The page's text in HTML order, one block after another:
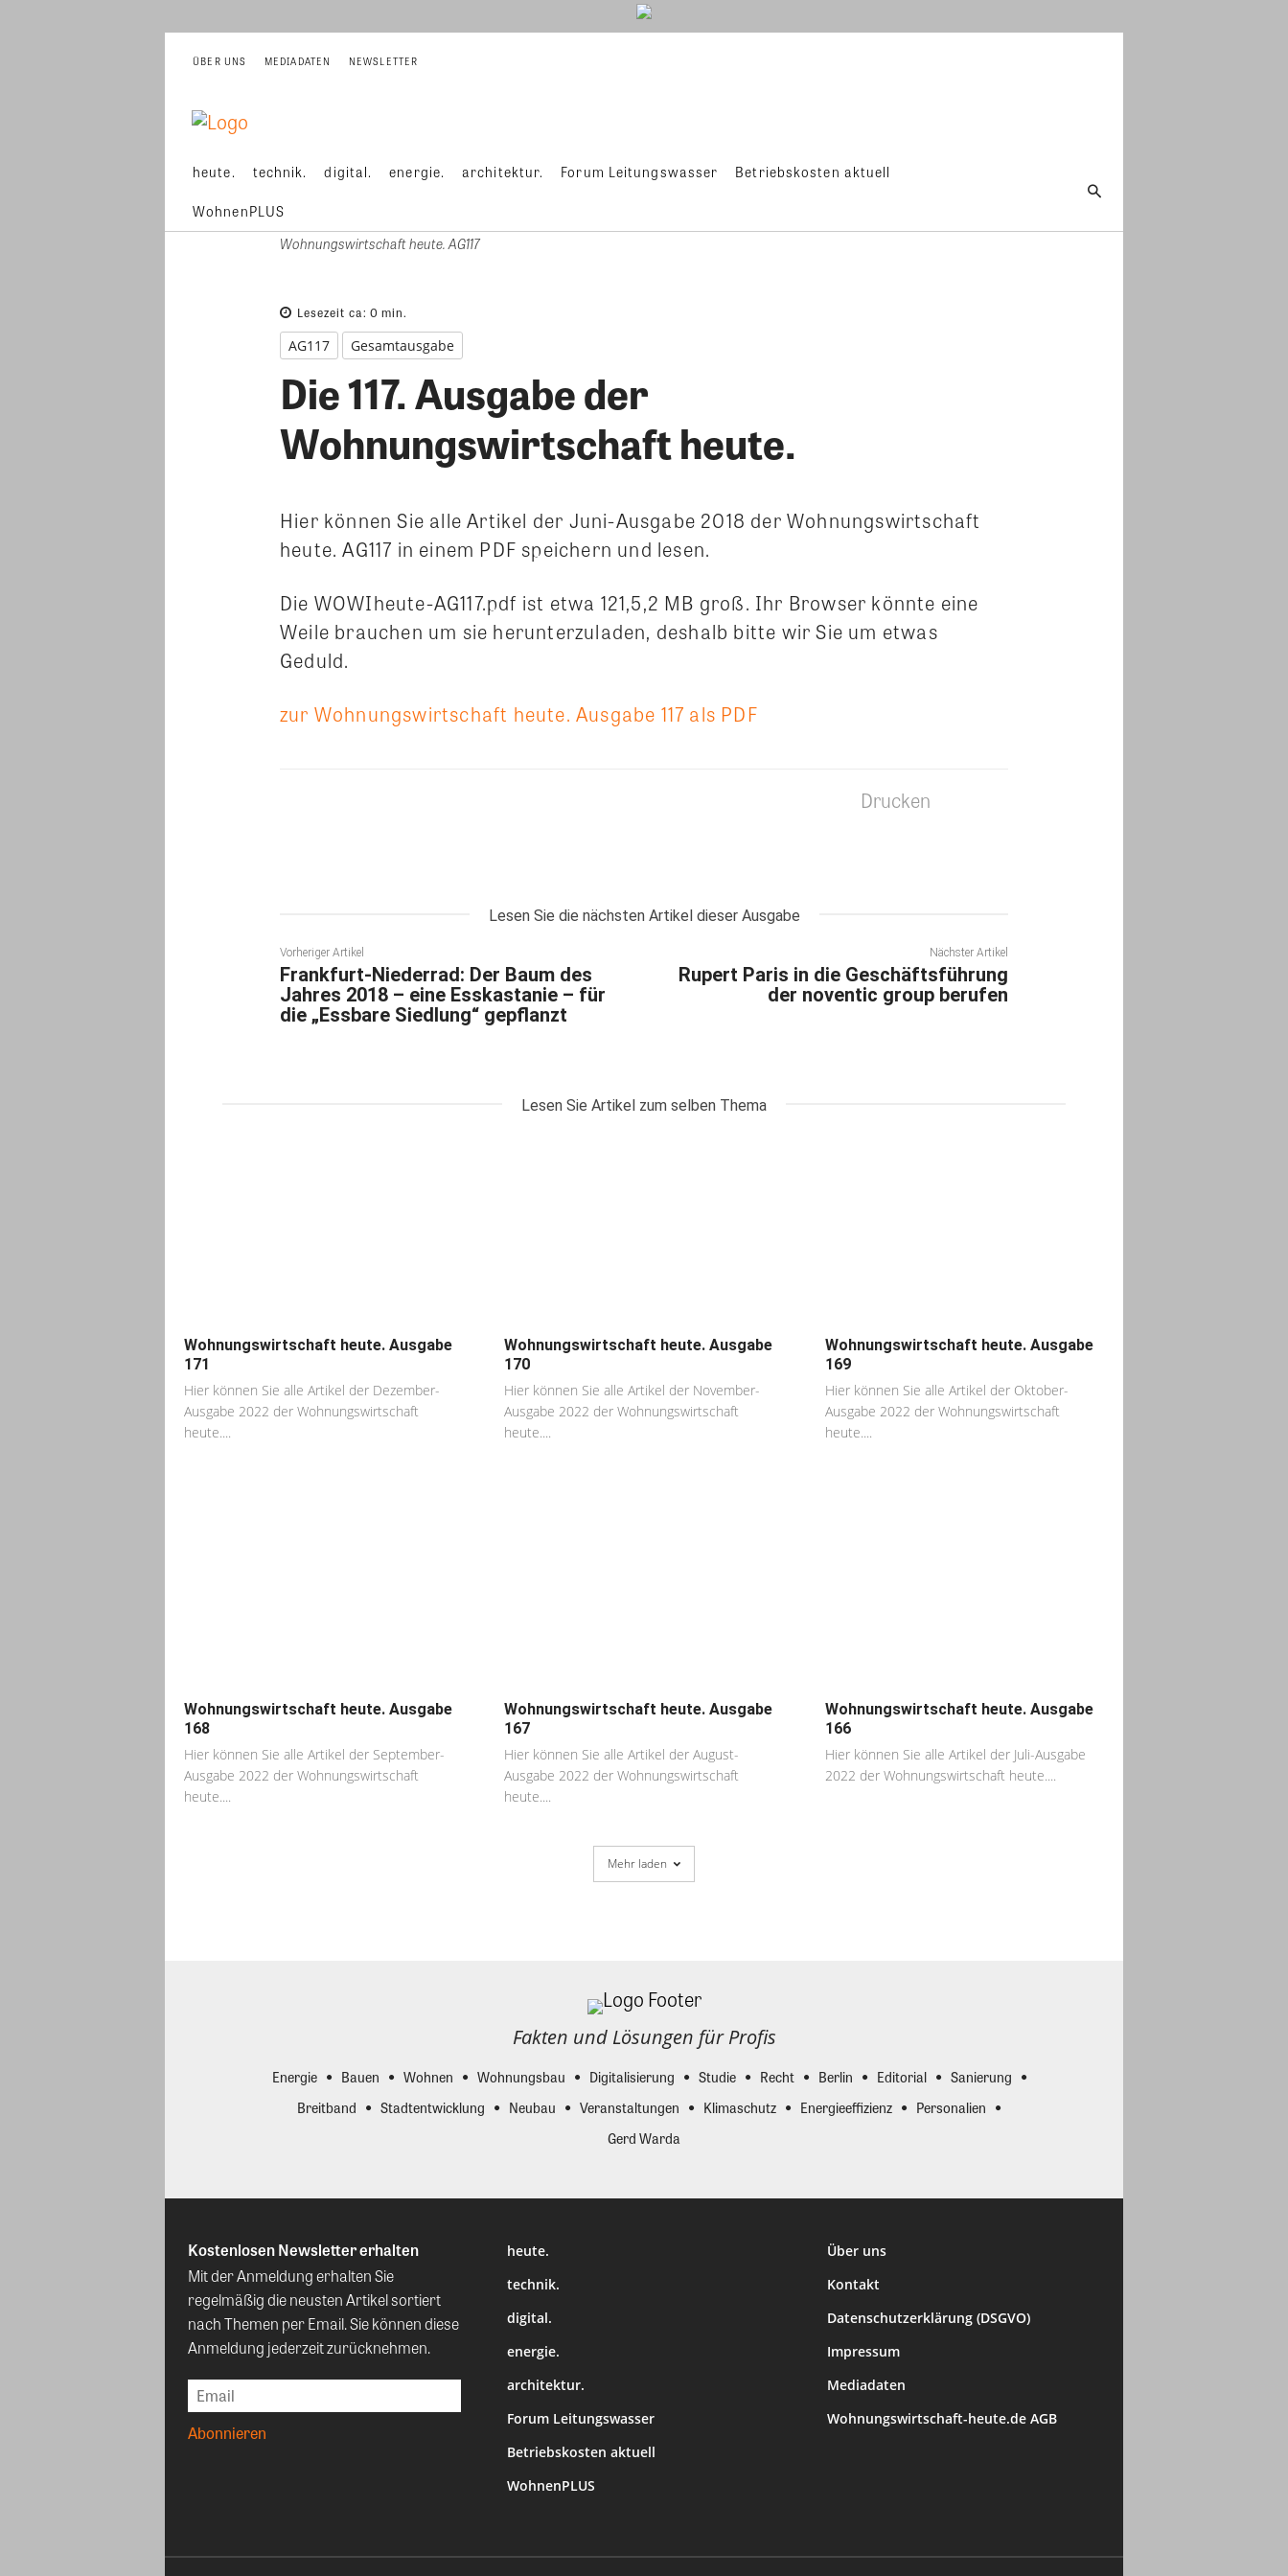
ÜBER UNS MEDIADATEN NEWSLETTER
heute. technik. digital. energie. architektur. Forum Leitungswasser Betriebskosten aktuell
WohnenPLUS
Wohnungswirtschaft heute. AG117
Lesezeit ca: 0 min.
AG117 Gesamtausgabe
Die 117. Ausgabe der
Wohnungswirtschaft heute.
Hier können Sie alle Artikel der Juni-Ausgabe 2018 der Wohnungswirtschaft
heute. AG117 in einem PDF speichern und lesen.
Die WOWIheute-AG117.pdf ist etwa 121,5,2 MB groß. Ihr Browser könnte eine
Weile brauchen um sie herunterzuladen, deshalb bitte wir Sie um etwas
Geduld.
zur Wohnungswirtschaft heute. Ausgabe 117 als PDF
Drucken
Lesen Sie die nächsten Artikel dieser Ausgabe
Vorheriger Artikel
Frankfurt-Niederrad: Der Baum des
Jahres 2018 – eine Esskastanie – für
die „Essbare Siedlung“ gepflanzt
Nächster Artikel
Rupert Paris in die Geschäftsführung
der noventic group berufen
Lesen Sie Artikel zum selben Thema
Wohnungswirtschaft heute. Ausgabe
171
Hier können Sie alle Artikel der Dezember-
Ausgabe 2022 der Wohnungswirtschaft
heute....
Wohnungswirtschaft heute. Ausgabe
170
Hier können Sie alle Artikel der November-
Ausgabe 2022 der Wohnungswirtschaft
heute....
Wohnungswirtschaft heute. Ausgabe
169
Hier können Sie alle Artikel der Oktober-
Ausgabe 2022 der Wohnungswirtschaft
heute....
Wohnungswirtschaft heute. Ausgabe
168
Hier können Sie alle Artikel der September-
Ausgabe 2022 der Wohnungswirtschaft
heute....
Wohnungswirtschaft heute. Ausgabe
167
Hier können Sie alle Artikel der August-
Ausgabe 2022 der Wohnungswirtschaft
heute....
Wohnungswirtschaft heute. Ausgabe
166
Hier können Sie alle Artikel der Juli-Ausgabe
2022 der Wohnungswirtschaft heute....
Mehr laden
Fakten und Lösungen für Profis
Energie Bauen Wohnen Wohnungsbau Digitalisierung Studie Recht Berlin Editorial
Sanierung
Breitband
Stadtentwicklung Neubau Veranstaltungen Klimaschutz Energieeffizienz
Personalien
Gerd Warda
Kostenlosen Newsletter erhalten
Mit der Anmeldung erhalten Sie
regelmäßig die neusten Artikel sortiert
nach Themen per Email. Sie können diese
Anmeldung jederzeit zurücknehmen.
heute.
technik.
digital.
energie.
architektur.
Forum Leitungswasser
Betriebskosten aktuell
WohnenPLUS
Über uns
Kontakt
Datenschutzerklärung (DSGVO)
Impressum
Mediadaten
Wohnungswirtschaft-heute.de AGB